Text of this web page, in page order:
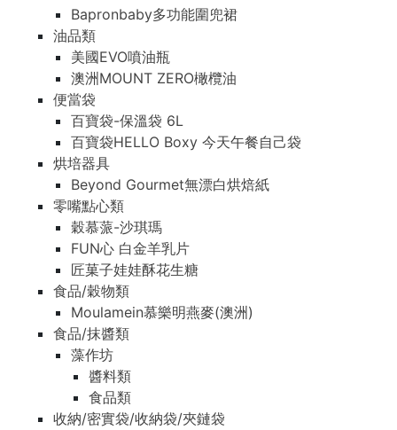
Bapronbaby多功能圍兜裙
油品類
美國EVO噴油瓶
澳洲MOUNT ZERO橄欖油
便當袋
百寶袋-保溫袋 6L
百寶袋HELLO Boxy 今天午餐自己袋
烘培器具
Beyond Gourmet無漂白烘焙紙
零嘴點心類
穀慕蒎-沙琪瑪
FUN心 白金羊乳片
匠菓子娃娃酥花生糖
食品/穀物類
Moulamein慕樂明燕麥(澳洲)
食品/抹醬類
藻作坊
醬料類
食品類
收納/密實袋/收納袋/夾鏈袋